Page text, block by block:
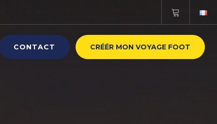
CONTACT CRÉÉR MON VOYAGE FOOT